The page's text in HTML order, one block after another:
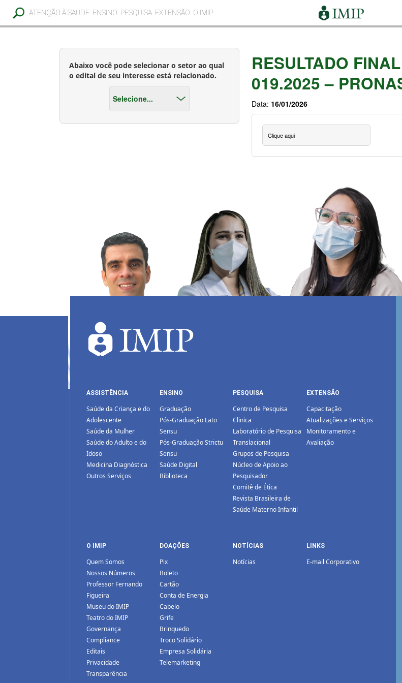
ATENÇÃO À SAUDE ENSINO PESQUISA EXTENSÃO O IMIP
Abaixo você pode selecionar o setor ao qual
o edital de seu interesse está relacionado.
RESULTADO
019.2025 –
Data: 16/01/2026
Clique aqui
ASSISTÊNCIA
Saúde da Criança e do
Adolescente
Saúde da Mulher
Saúde do Adulto e do
Idoso
Medicina Diagnóstica
Outros Serviços
ENSINO
Graduação
Pós-Graduação Lato
Sensu
Pós-Graduação Strictu
Sensu
Saúde Digital
Biblioteca
PESQUISA
Centro de Pesquisa
Clinica
Laboratório de Pesquisa
Translacional
Grupos de Pesquisa
Núcleo de Apoio ao
Pesquisador
Comitê de Ética
Revista Brasileira de
Saúde Materno Infantil
EXTENSÃO
Capacitação
Atualizações e Serviços
Monitoramento e
Avaliação
O IMIP
Quem Somos
Nossos Números
Professor Fernando
Figueira
Museu do IMIP
Teatro do IMIP
Governança
Compliance
Editais
Privacidade
Transparência
DOAÇÕES
Pix
Boleto
Cartão
Conta de Energia
Cabelo
Grife
Brinquedo
Troco Solidário
Empresa Solidária
Telemarketing
NOTÍCIAS
Notícias
LINKS
E-mail Corporativo